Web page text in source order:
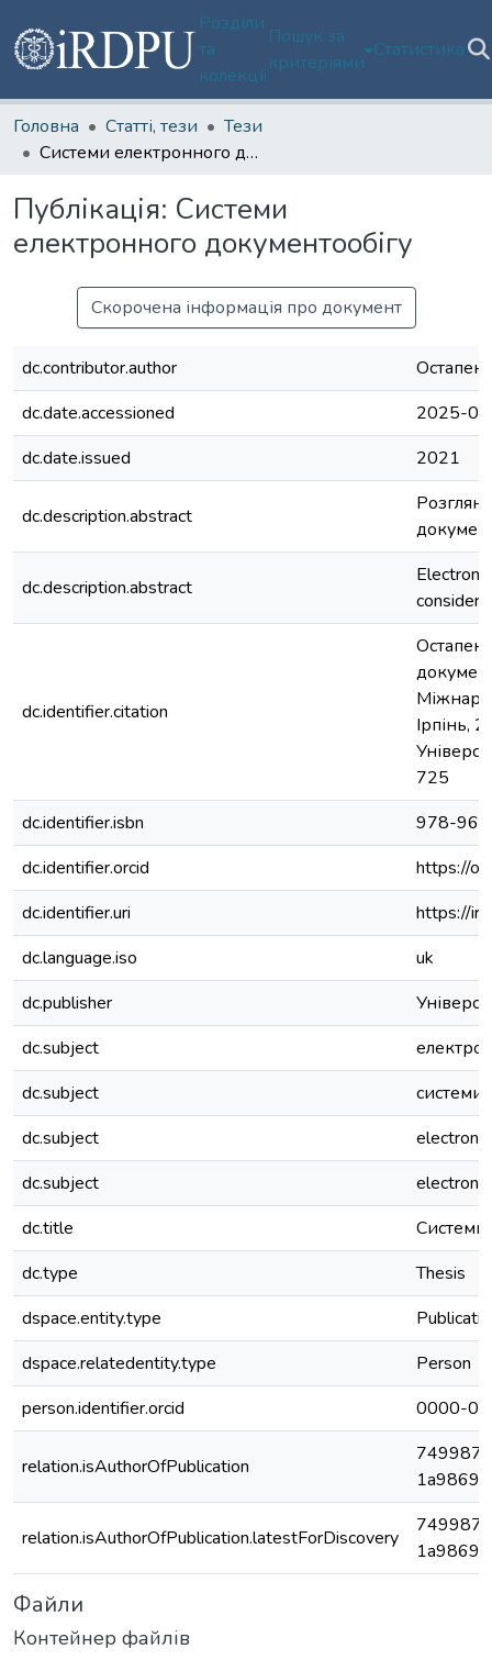
Розділи
та
колекції
Пошук за
критеріями
Статистика
Головна Статті, тези
Тези
Системи електронного документообігу
Публікація: Системи
електронного документообігу
Скорочена інформація про документ
dc.contributor.author
dc.date.accessioned
2025-
dc.date.issued
2021
dc.description.abstract
dc.description.abstract
dc.identifier.citation
Ірпінь,
725
dc.identifier.isbn
978-
dc.identifier.orcid
https://
dc.identifier.uri
https://
dc.language.iso
uk
dc.publisher
dc.subject
dc.subject
системи
dc.subject
dc.subject
dc.title
Системи
dc.type
Thesis
dspace.entity.type
dspace.relatedentity.type
Person
person.identifier.orcid
0000-
relation.isAuthorOfPublication
relation.isAuthorOfPublication.latestForDiscovery
Файли
Контейнер файлів